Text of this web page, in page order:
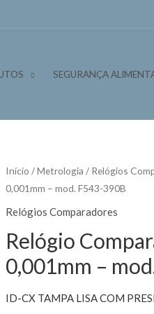
SEGURANÇA
Início /Metrologia / Relógios
0,001mm – mod. F543-390B
Relógios Comparadores
Relógio
0,001mm –
ID-CX TAMPA LISA COM